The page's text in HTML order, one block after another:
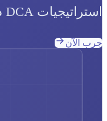
استراتيجيات DCA ذكية للأسواق العرضية وإدارة تداول أكثر تكيفاً في ظروف الاتجاه.
جرب الآن